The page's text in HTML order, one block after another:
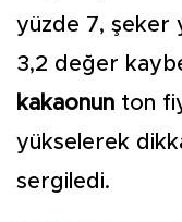
yüzde 7, şeker
3,2 değer
kakaonun ton
yükselerek
sergiledi.